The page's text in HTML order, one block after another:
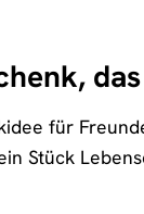
für
Stück